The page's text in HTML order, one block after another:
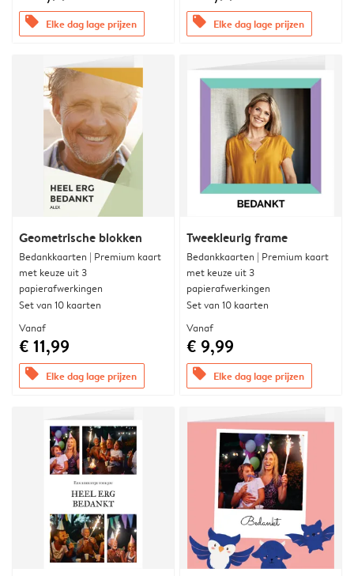
offers Elke dag lage prijzen offers Elke dag lage prijzen
Geometrische blokken
Bedankkaarten | Premium kaart
met keuze uit 3
papierafwerkingen
Set van 10 kaarten
Vanaf
€ 11,99
offers Elke dag lage prijzen
Tweekleurig frame
Bedankkaarten | Premium kaart
met keuze uit 3
papierafwerkingen
Set van 10 kaarten
Vanaf
€ 9,99
offers Elke dag lage prijzen